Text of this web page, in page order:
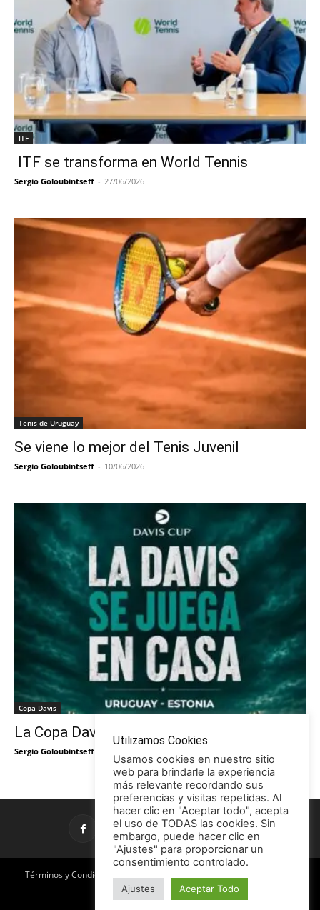
ITF
ITF se transforma en World Tennis
Sergio Goloubintseff - 27/06/2026
Tenis de Uruguay
Se viene lo mejor del Tenis Juvenil
Sergio Goloubintseff - 10/06/2026
Copa Davis
La Copa Davis vuelve al Círculo
Sergio Goloubintseff
Términos y Condiciones
Publicidad en TCE
Licencia CC
Utilizamos Cookies
Usamos cookies en nuestro sitio
web para brindarle la experiencia
más relevante recordando sus
preferencias y visitas repetidas. Al
hacer clic en "Aceptar todo", acepta
el uso de TODAS las cookies. Sin
embargo, puede hacer clic en
"Ajustes" para proporcionar un
consentimiento controlado.
Ajustes Aceptar Todo